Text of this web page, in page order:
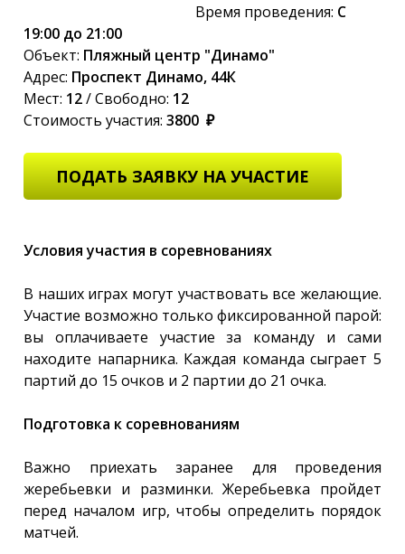
Время проведения: С
19:00 до 21:00
Объект: Пляжный центр "Динамо"
Адрес: Проспект Динамо, 44К
Мест: 12/ Свободно: 12
Стоимость участия: 3800 ₽
ПОДАТЬ ЗАЯВКУ НА УЧАСТИЕ
Условия участия в соревнованиях
В наших играх могут участвовать все желающие.
Участие возможно только фиксированной парой:
вы оплачиваете участие за команду и сами
находите напарника. Каждая команда сыграет 5
партий до 15 очков и 2 партии до 21 очка.
Подготовка к соревнованиям
Важно приехать заранее для проведения
жеребьевки и разминки. Жеребьевка пройдет
перед началом игр, чтобы определить порядок
матчей.